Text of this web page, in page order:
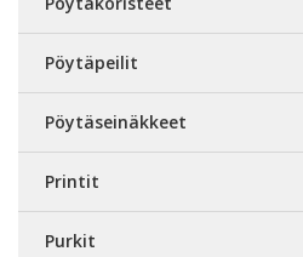
Pöytäpeilit
Pöytäseinäkkeet
Printit
Purkit